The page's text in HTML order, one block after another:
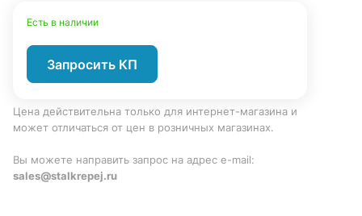
Есть в наличии
Запросить КП
Цена действительна только для интернет-магазина и
может отличаться от цен в розничных магазинах.
Вы можете направить запрос на адрес e-mail:
sales@stalkrepej.ru